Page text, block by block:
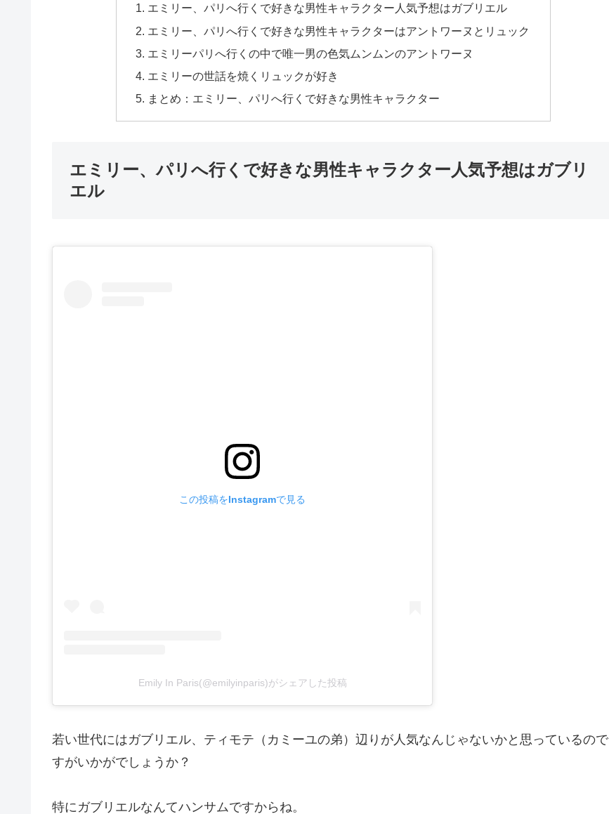
エミリー、パリへ行くで好きな男性キャラクター人気予想はガブリエル
エミリー、パリへ行くで好きな男性キャラクターはアントワーヌとリュック
エミリーパリへ行くの中で唯一男の色気ムンムンのアントワーヌ
エミリーの世話を焼くリュックが好き
まとめ：エミリー、パリへ行くで好きな男性キャラクター
エミリー、パリへ行くで好きな男性キャラクター人気予想はガブリ
エル
この投稿をInstagramで見る
Emily In Paris(@emilyinparis)がシェアした投稿
若い世代にはガブリエル、ティモテ（カミーユの弟）辺りが人気なんじゃないかと思っているので
すがいかがでしょうか？
特にガブリエルなんてハンサムですからね。